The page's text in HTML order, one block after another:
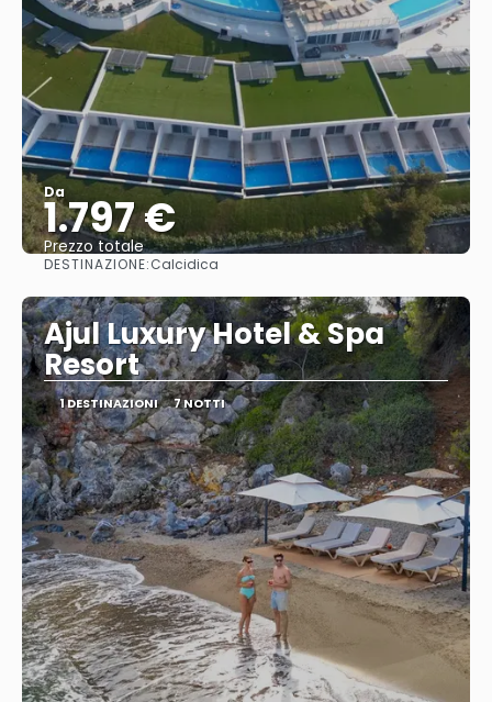
Da
1.797 €
Prezzo totale
DESTINAZIONE:Calcidica
Ajul Luxury Hotel & Spa
Resort
1 DESTINAZIONI 7 NOTTI